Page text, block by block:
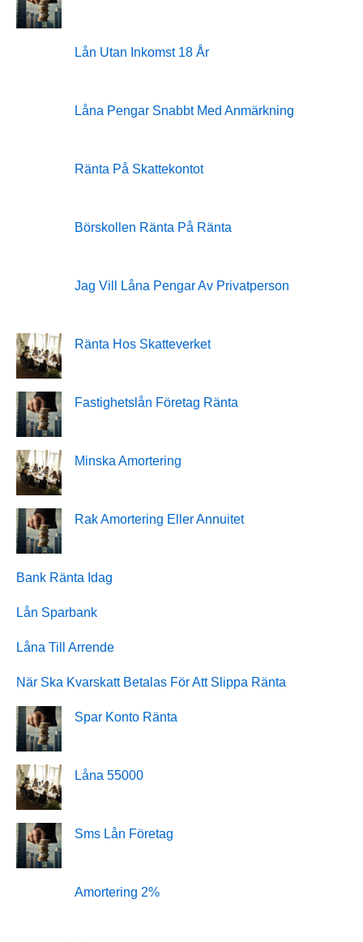
Lån Utan Inkomst 18 År
Låna Pengar Snabbt Med Anmärkning
Ränta På Skattekontot
Börskollen Ränta På Ränta
Jag Vill Låna Pengar Av Privatperson
Ränta Hos Skatteverket
Fastighetslån Företag Ränta
Minska Amortering
Rak Amortering Eller Annuitet
Bank Ränta Idag
Lån Sparbank
Låna Till Arrende
När Ska Kvarskatt Betalas För Att Slippa Ränta
Spar Konto Ränta
Låna 55000
Sms Lån Företag
Amortering 2%